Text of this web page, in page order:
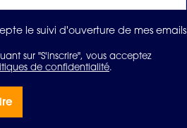
le suivi d'ouverture de mes emails
sur "S'inscrire", vous acceptez
de confidentialité.